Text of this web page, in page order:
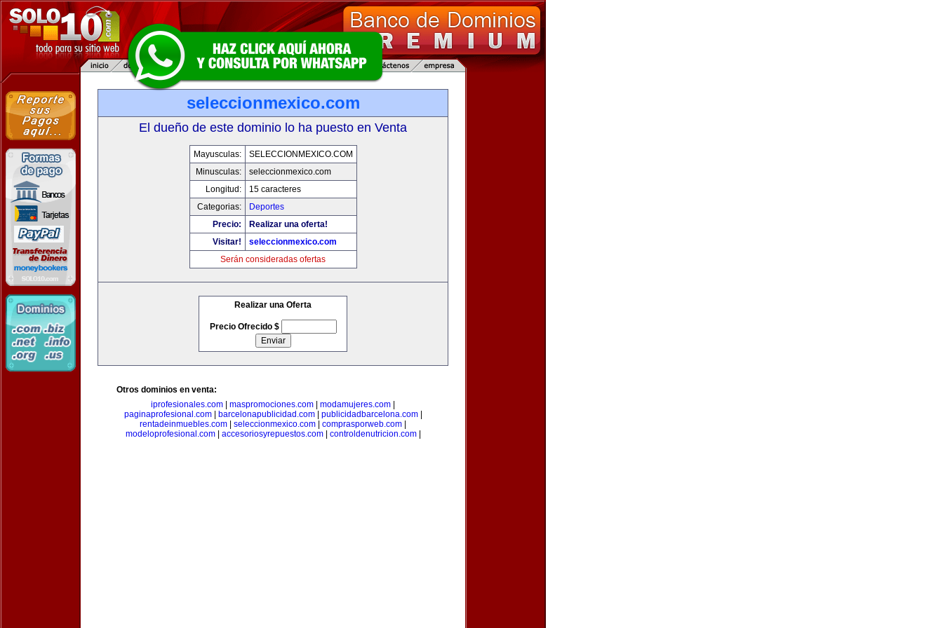
seleccionmexico.com
El dueño de este dominio lo ha puesto en Venta
Mayusculas:
SELECCIONMEXICO.COM
Minusculas:
seleccionmexico.com
Longitud:
15 caracteres
Categorias:
Deportes
Precio:
Realizar una oferta!
Visitar!
seleccionmexico.com
Serán consideradas ofertas
Realizar una Oferta
Precio Ofrecido $
Otros dominios en venta:
iprofesionales.com
maspromociones.com modamujeres.com
paginaprofesional.com| barcelonapublicidad.com| publicidadbarcelona.com|
rentadeinmuebles.com
seleccionmexico.com comprasporweb.com
modeloprofesional.com| accesoriosyrepuestos.com| controldenutricion.com|